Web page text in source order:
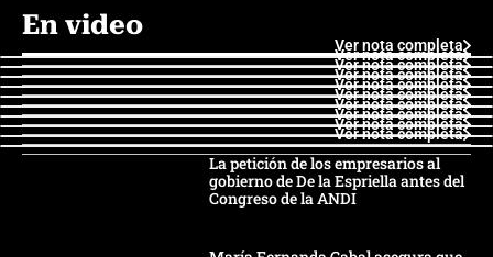
En video
Ver nota completa
Ver nota completa
Ver nota completa
Ver nota completa
Ver nota completa
Ver nota completa
Ver nota completa
Ver nota completa
Ver nota completa
Ver nota completa
La petición de los empresarios al
gobierno de De la Espriella antes del
Congreso de la ANDI